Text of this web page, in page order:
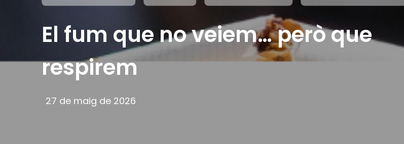
El fum que no veiem… però que
respirem
27 de maig de 2026